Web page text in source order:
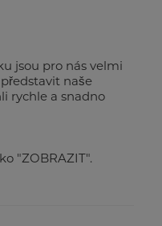
jsou pro nás velmi
naše
rychle a snadno
"ZOBRAZIT".